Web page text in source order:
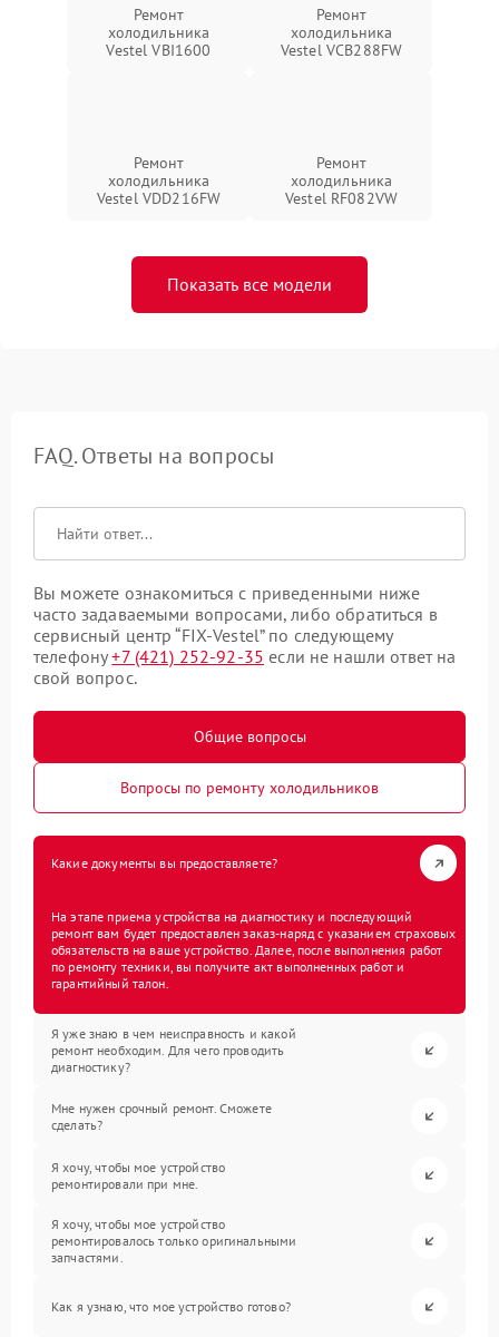
Ремонт
холодильника
Vestel VBI1600
Ремонт
холодильника
Vestel VCB288FW
Ремонт
холодильника
Vestel VDD216FW
Ремонт
холодильника
Vestel RF082VW
Показать все модели
FAQ. Ответы на вопросы
Вы можете ознакомиться с приведенными ниже
часто задаваемыми вопросами, либо обратиться в
сервисный центр “FIX-Vestel” по следующему
телефону+7 (421) 252-92-35 если не нашли ответ на
свой вопрос.
Общие вопросы
Вопросы по ремонту холодильников
Какие документы вы предоставляете?
На этапе приема устройства на диагностику и последующий
ремонт вам будет предоставлен заказ-наряд с указанием страховых
обязательств на ваше устройство. Далее, после выполнения работ
по ремонту техники, вы получите акт выполненных работ и
гарантийный талон.
Я уже знаю в чем неисправность и какой
ремонт необходим. Для чего проводить
диагностику?
Мне нужен срочный ремонт. Сможете
сделать?
Я хочу, чтобы мое устройство
ремонтировали при мне.
Я хочу, чтобы мое устройство
ремонтировалось только оригинальными
запчастями.
Как я узнаю, что мое устройство готово?